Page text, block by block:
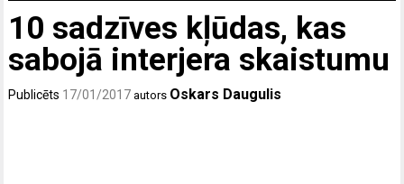
10 sadzīves kļūdas, kas
sabojā interjera skaistumu
Publicēts 17/01/2017 autors Oskars Daugulis